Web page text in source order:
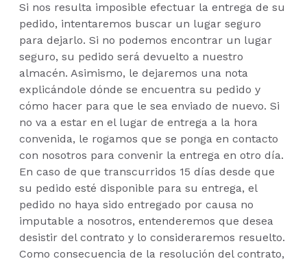
Si nos resulta imposible efectuar la entrega de su
pedido, intentaremos buscar un lugar seguro
para dejarlo. Si no podemos encontrar un lugar
seguro, su pedido será devuelto a nuestro
almacén. Asimismo, le dejaremos una nota
explicándole dónde se encuentra su pedido y
cómo hacer para que le sea enviado de nuevo. Si
no va a estar en el lugar de entrega a la hora
convenida, le rogamos que se ponga en contacto
con nosotros para convenir la entrega en otro día.
En caso de que transcurridos 15 días desde que
su pedido esté disponible para su entrega, el
pedido no haya sido entregado por causa no
imputable a nosotros, entenderemos que desea
desistir del contrato y lo consideraremos resuelto.
Como consecuencia de la resolución del contrato,